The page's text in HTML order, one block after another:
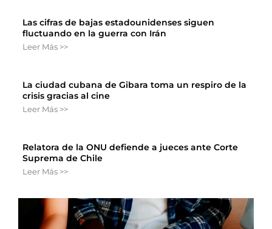
Las cifras de bajas estadounidenses siguen
fluctuando en la guerra con Irán
Leer Más >>
La ciudad cubana de Gibara toma un respiro de la
crisis gracias al cine
Leer Más >>
Relatora de la ONU defiende a jueces ante Corte
Suprema de Chile
Leer Más >>